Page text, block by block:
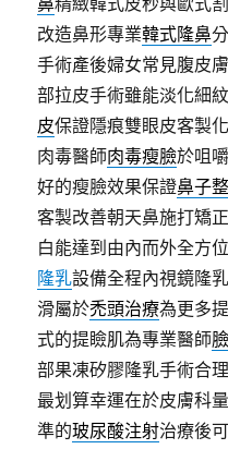
改造鼻形專業韓式隆鼻
手術產後婦女常見腹皮
部拉皮手術雖能淡化細
皮保證隱痕雙眼皮客製
肉毒醫師肉毒瘦臉於咀
好的瘦臉效果保證鼻子
客製改善朝天鼻施打矯
白能達到由內而外全方
隆乳設備全程內視鏡隆
滑屬於禿頭治療為更多
式的提瞼肌為專業醫師
部果凍矽膠隆乳手術合
最划算幸運在於皮膚科
準的玻尿酸注射治療後